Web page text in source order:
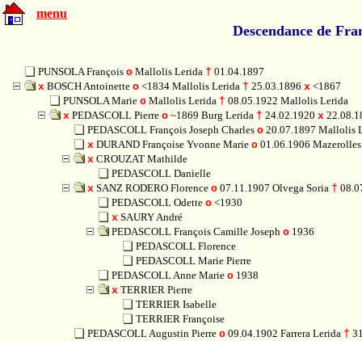
menu
Descendance de
PUNSOLA François o Mallolis Lerida † 01.04.1897
x BOSCH Antoinette o <1834 Mallolis Lerida † 25.03.1896 x <1867
PUNSOLA Marie o Mallolis Lerida † 08.05.1922 Mallolis Lerida
x PEDASCOLL Pierre o ~1869 Burg Lerida † 24.02.1920 x
PEDASCOLL François Joseph Charles o 20.07.1897 Mallolis
x DURAND Françoise Yvonne Marie o 01.06.1906
x CROUZAT Mathilde
PEDASCOLL Danielle
x SANZ RODERO Florence o 07.11.1907 Olvega Soria †
PEDASCOLL Odette o <1930
x SAURY André
PEDASCOLL François Camille Joseph o 1936
PEDASCOLL Florence
PEDASCOLL Marie Pierre
PEDASCOLL Anne Marie o 1938
x TERRIER Pierre
TERRIER Isabelle
TERRIER Françoise
PEDASCOLL Augustin Pierre o 09.04.1902 Farrera Lerida †